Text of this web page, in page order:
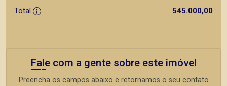
Total
545.000,00
Fale com a gente sobre este imóvel
Preencha os campos abaixo e retornamos o seu contato